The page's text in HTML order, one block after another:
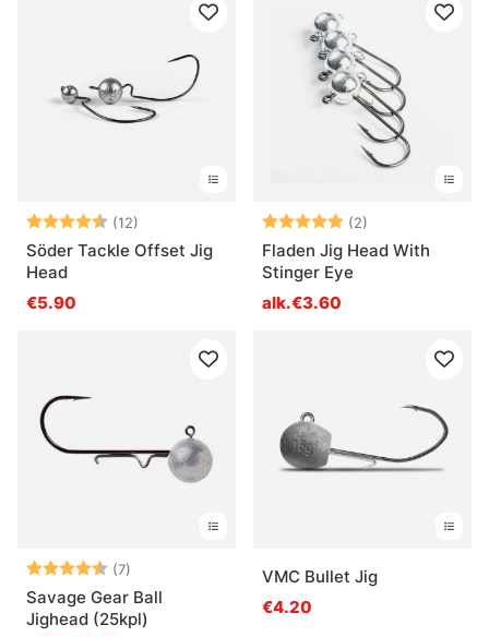
Arvio: (12)
4.4 5:sta tähdestä
Söder Tackle Offset Jig
Head
€5.90
Arvio: (2)
Fladen Jig Head With
Stinger Eye
alk.€3.60
Arvio: (7)
4.6 5:sta tähdestä
Savage Gear Ball
Jighead (25kpl)
VMC Bullet Jig
€4.20